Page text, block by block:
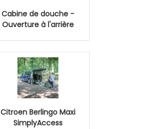
Cabine de douche -
Ouverture à l'arrière
Citroen Berlingo Maxi
SimplyAccess